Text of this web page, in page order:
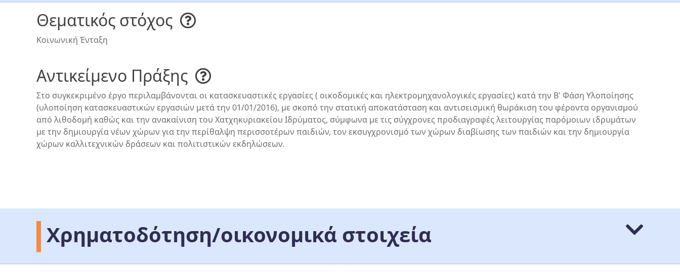
Θεματικός στόχος
Κοινωνική Ένταξη
Αντικείμενο Πράξης
Στο συγκεκριμένο έργο περιλαμβάνονται οι κατασκευαστικές εργασίες ( οικοδομικές και ηλεκτρομηχανολογικές εργασίες) κατά την Β' Φάση Υλοποίησης
(υλοποίηση κατασκευαστικών εργασιών μετά την 01/01/2016), με σκοπό την στατική αποκατάσταση και αντισεισμική θωράκιση του φέροντα οργανισμού
από λιθοδομή καθώς και την ανακαίνιση του Χατχηκυριακείου Ιδρύματος, σύμφωνα με τις σύγχρονες προδιαγραφές λειτουργίας παρόμοιων ιδρυμάτων
με την δημιουργία νέων χώρων για την περίθαλψη περισσοτέρων παιδιών, τον εκσυγχρονισμό των χώρων διαβίωσης των παιδιών και την δημιουργία
χώρων καλλιτεχνικών δράσεων και πολιτιστικών εκδηλώσεων.
Χρηματοδότηση/οικονομικά στοιχεία